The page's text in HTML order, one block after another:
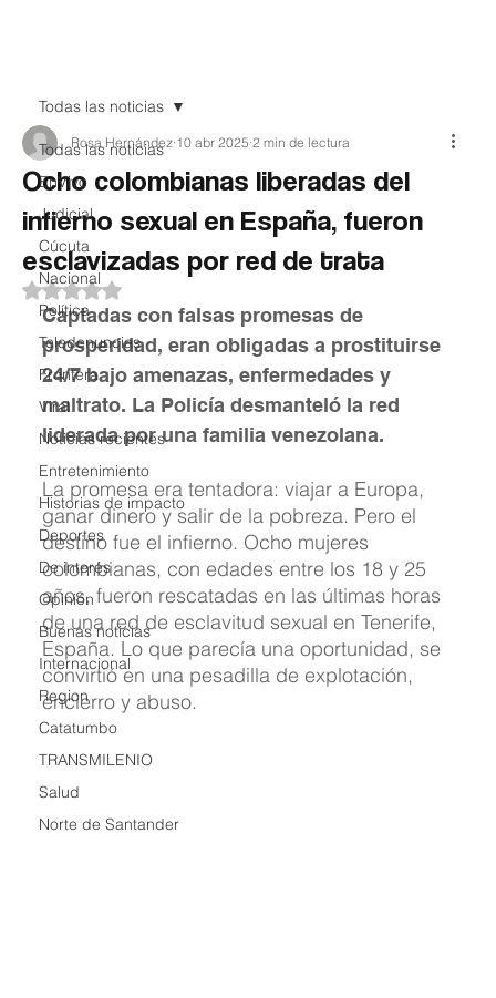
Todas las noticias
EnVivo
Judicial
Cúcuta
Nacional
Política
Teledenuncias
Frontera
Viral
Noticias recientes
Entretenimiento
Historias de impacto
Deportes
De interés
Opinión
Buenas noticias
Internacional
Region
Catatumbo
TRANSMILENIO
Salud
Norte de Santander
Todas las noticias
Ocho colombianas liberadas del
infierno sexual en España, fueron
esclavizadas por red de trata
Rosa Hernández 10 abr 2025 2 min de lectura
Obtuvo NaN de 5 estrellas.
Captadas con falsas promesas de
prosperidad, eran obligadas a prostituirse
24/7 bajo amenazas, enfermedades y
maltrato. La Policía desmanteló la red
liderada por una familia venezolana.
La promesa era tentadora: viajar a Europa,
ganar dinero y salir de la pobreza. Pero el
destino fue el infierno. Ocho mujeres
colombianas, con edades entre los 18 y 25
años, fueron rescatadas en las últimas horas
de una red de esclavitud sexual en Tenerife,
España. Lo que parecía una oportunidad, se
convirtió en una pesadilla de explotación,
encierro y abuso.